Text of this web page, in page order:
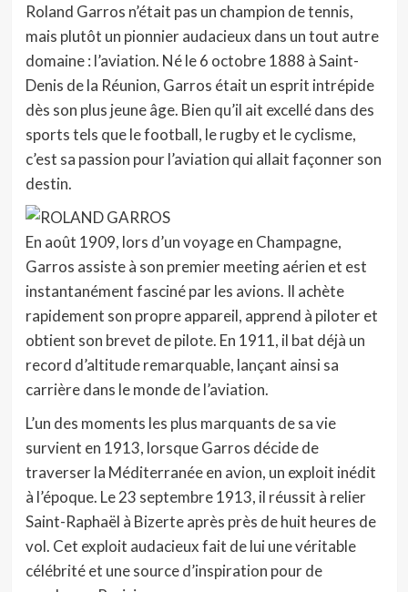
Roland Garros n’était pas un champion de tennis,
mais plutôt un pionnier audacieux dans un tout autre
domaine : l’aviation. Né le 6 octobre 1888 à Saint-
Denis de la Réunion, Garros était un esprit intrépide
dès son plus jeune âge. Bien qu’il ait excellé dans des
sports tels que le football, le rugby et le cyclisme,
c’est sa passion pour l’aviation qui allait façonner son
destin.
En août 1909, lors d’un voyage en Champagne,
Garros assiste à son premier meeting aérien et est
instantanément fasciné par les avions. Il achète
rapidement son propre appareil, apprend à piloter et
obtient son brevet de pilote. En 1911, il bat déjà un
record d’altitude remarquable, lançant ainsi sa
carrière dans le monde de l’aviation.
L’un des moments les plus marquants de sa vie
survient en 1913, lorsque Garros décide de
traverser la Méditerranée en avion, un exploit inédit
à l’époque. Le 23 septembre 1913, il réussit à relier
Saint-Raphaël à Bizerte après près de huit heures de
vol. Cet exploit audacieux fait de lui une véritable
célébrité et une source d’inspiration pour de